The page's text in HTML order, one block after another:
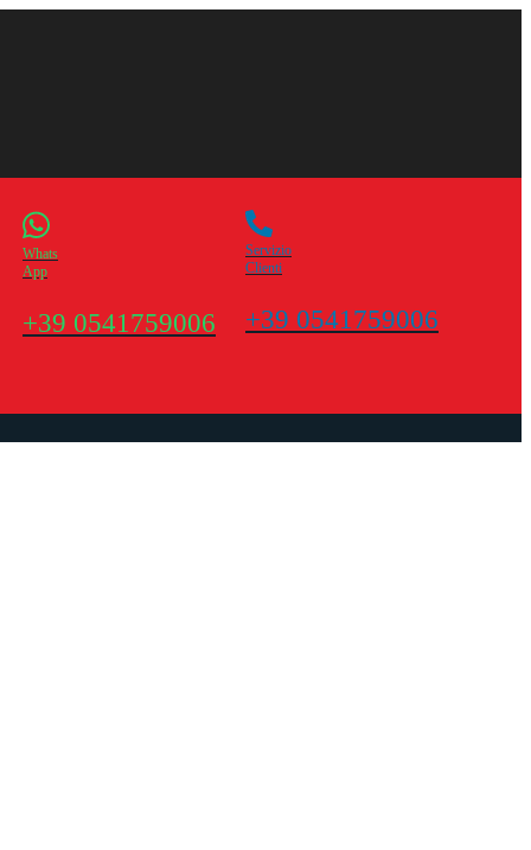
Servizio
Clienti
+39 0541759006
Whats
App
+39 0541759006